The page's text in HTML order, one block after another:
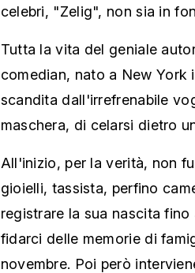
celebri, "Zelig", non sia in
Tutta la vita del geniale
comedian, nato a New York
scandita dall'irrefrenabile
maschera, di celarsi dietro
All'inizio, per la verità, non
gioielli, tassista, perfino
registrare la sua nascita
fidarci delle memorie di
novembre. Poi però